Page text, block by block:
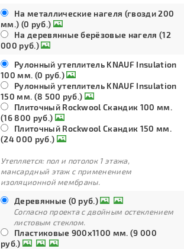
На металлические нагеля (гвозди 200
мм.) (0 руб.)
На деревянные берёзовые нагеля (12
000 руб.)
Рулонный утеплитель KNAUF Insulation
100 мм. (0 руб.)
Рулонный утеплитель KNAUF Insulation
150 мм. (8 500 руб.)
Плиточный Rockwool Скандик 100 мм.
(16 800 руб.)
Плиточный Rockwool Скандик 150 мм.
(24 000 руб.)
Утепляется: пол и потолок 1 этажа,
мансардный этаж с применением
изоляционной мембраны.
Деревянные (0 руб.)
Согласно проекта с двойным остеклением
листовым стеклом.
Пластиковые 900х1100 мм. (9 000
руб.)